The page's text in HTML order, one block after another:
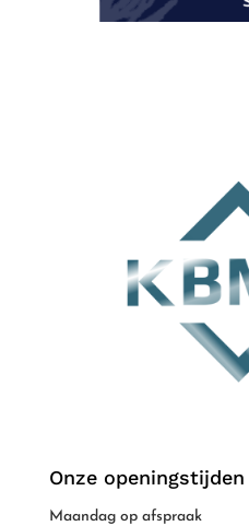
Onze openingstijden
Maandag op afspraak